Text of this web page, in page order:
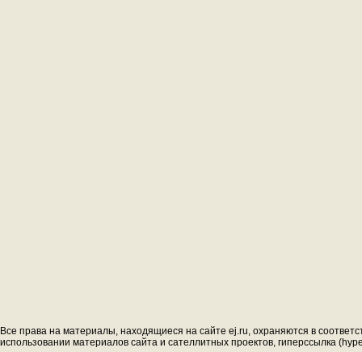
Все права на материалы, находящиеся на сайте ej.ru, охраняются в
использовании материалов сайта и сателлитных проектов, гиперссылка